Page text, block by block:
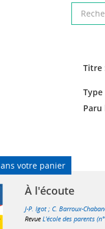
Titre
Paru
votre panier
À l'écoute
J-P. Igot ;C. Barroux-
RevueL'école des parents